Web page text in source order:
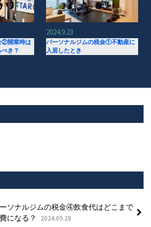
②開業時は
き？
2024.9.23
パーソナルジムの税金①不動産に
入居したとき
ソナルジムの税金④飲食代はどこまで
になる？
2024.09.28